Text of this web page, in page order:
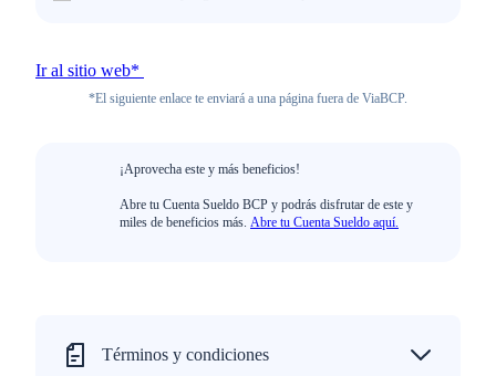
Ir al sitio web*
*El siguiente enlace te enviará a una página fuera de ViaBCP.
¡Aprovecha este y más beneficios!
Abre tu Cuenta Sueldo BCP y podrás disfrutar de este y
miles de beneficios más. Abre tu Cuenta Sueldo aquí.
Términos y condiciones